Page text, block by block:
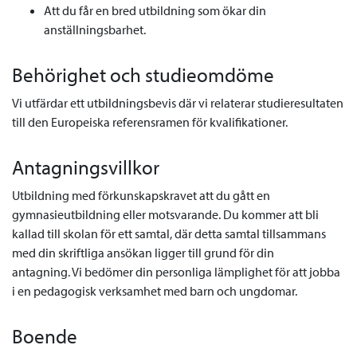
Att du får en bred utbildning som ökar din
anställningsbarhet.
Behörighet och studieomdöme
Vi utfärdar ett utbildningsbevis där vi relaterar studieresultaten
till den Europeiska referensramen för kvalifikationer.
Antagningsvillkor
Utbildning med förkunskapskravet att du gått en
gymnasieutbildning eller motsvarande. Du kommer att bli
kallad till skolan för ett samtal, där detta samtal tillsammans
med din skriftliga ansökan ligger till grund för din
antagning. Vi bedömer din personliga lämplighet för att jobba
i en pedagogisk verksamhet med barn och ungdomar.
Boende